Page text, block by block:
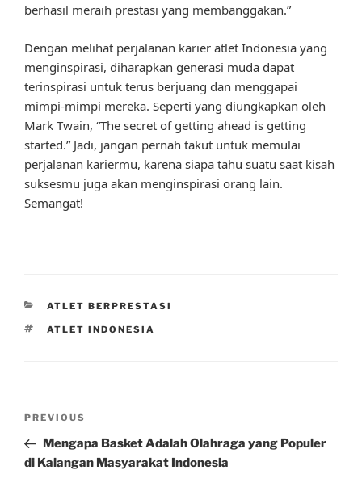
berhasil meraih prestasi yang membanggakan.”
Dengan melihat perjalanan karier atlet Indonesia yang
menginspirasi, diharapkan generasi muda dapat
terinspirasi untuk terus berjuang dan menggapai
mimpi-mimpi mereka. Seperti yang diungkapkan oleh
Mark Twain, “The secret of getting ahead is getting
started.” Jadi, jangan pernah takut untuk memulai
perjalanan kariermu, karena siapa tahu suatu saat kisah
suksesmu juga akan menginspirasi orang lain.
Semangat!
CATEGORIES
ATLET BERPRESTASI
TAGS
ATLET INDONESIA
Previous
Post
PREVIOUS
Mengapa Basket Adalah Olahraga yang Populer
di Kalangan Masyarakat Indonesia